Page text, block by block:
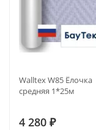
Walltex W85 Ёлочка
средняя 1*25м
4 280 ₽